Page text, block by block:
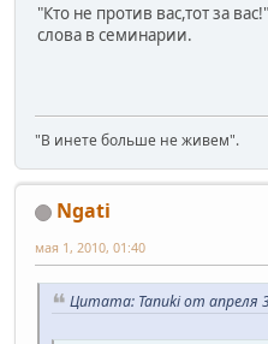
"Кто не против вас,тот за
слова в семинарии.
"В инете больше не живем".
Ngati
мая 1, 2010, 01:40
Цитата: Tanuki от апреля